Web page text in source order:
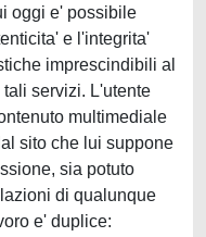
oggi e' possibile
e l'integrita'
imprescindibili al
servizi. L'utente
multimediale
sito che lui suppone
sia potuto
di qualunque
e' duplice: